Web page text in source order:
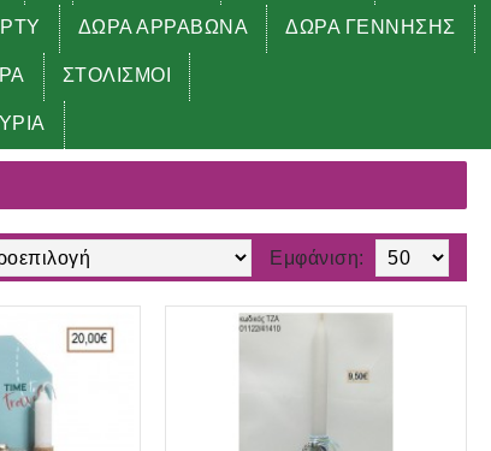
ΔΩΡΑ ΑΡΡΑΒΩΝΑ ΔΩΡΑ ΓΕΝΝΗΣΗΣ
ΣΤΟΛΙΣΜΟΙ
Εμφάνιση: